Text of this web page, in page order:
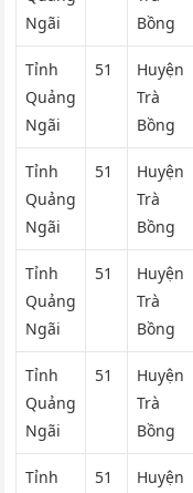
Ngãi
Bồng
Tỉnh
Quảng
Ngãi
51
Huyện
Trà
Bồng
Tỉnh
Quảng
Ngãi
51
Huyện
Trà
Bồng
Tỉnh
Quảng
Ngãi
51
Huyện
Trà
Bồng
Tỉnh
Quảng
Ngãi
51
Huyện
Trà
Bồng
Tỉnh
51
Huyện